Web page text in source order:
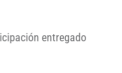
entregado